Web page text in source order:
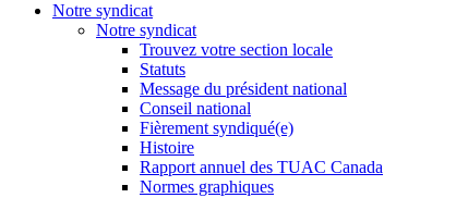
Notre syndicat
Notre syndicat
Trouvez votre section locale
Statuts
Message du président national
Conseil national
Fièrement syndiqué(e)
Histoire
Rapport annuel des TUAC Canada
Normes graphiques